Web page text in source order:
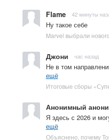
Flame 42 минуты
Ну такое себе
Джони час назад
Не в том
ещё
Анонимный
Я здесь с 2026 и
ещё